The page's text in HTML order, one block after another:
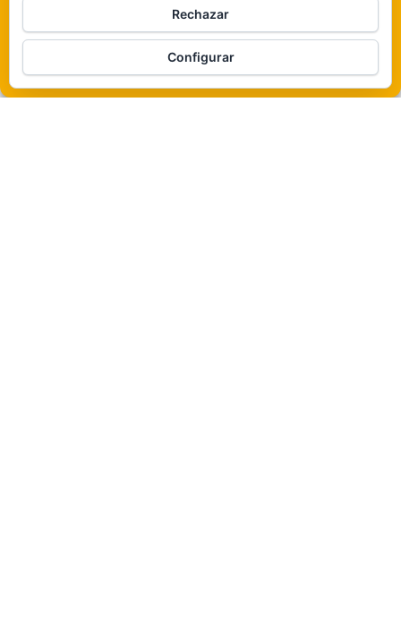
Veámos que hay aquí
Política de cookies
WordPress |Tema:
Rechazar
Configurar